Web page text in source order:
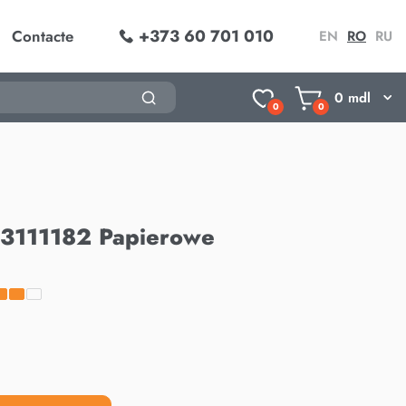
Contacte +373 60 701 010 EN RO RU
0 0 0 mdl
Papierowe